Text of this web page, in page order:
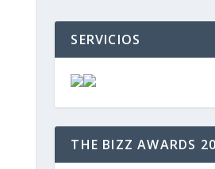
SERVICIOS
THE BIZZ AWARDS